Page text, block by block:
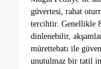
güvertesi, rahat
tercihtir. Genellikle
dinlenebilir,
mürettebatı ile
unutulmaz bir tatil